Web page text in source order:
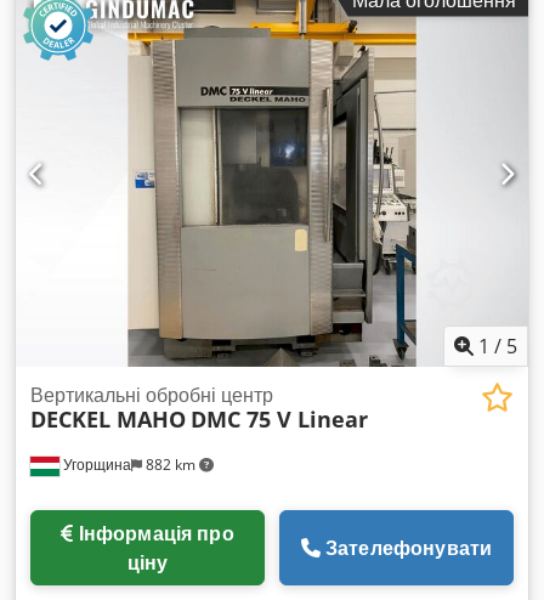
1 / 5
Угорщина 882 km
Вертикальні обробні центр
DECKEL MAHO DMC 75 V Linear
ціну
Зателефонувати